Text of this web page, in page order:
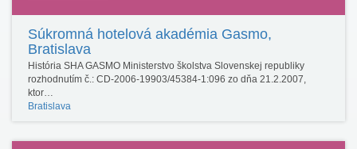
Súkromná hotelová akadémia Gasmo,
Bratislava
História SHA GASMO Ministerstvo školstva Slovenskej republiky
rozhodnutím č.: CD-2006-19903/45384-1:096 zo dňa 21.2.2007,
ktor…
Bratislava